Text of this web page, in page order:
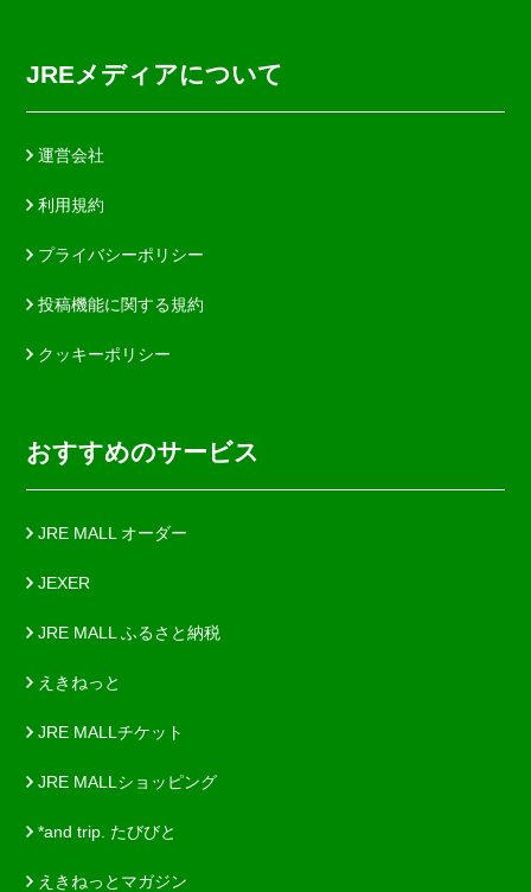
JREメディアについて
運営会社
利用規約
プライバシーポリシー
投稿機能に関する規約
クッキーポリシー
おすすめのサービス
JRE MALL オーダー
JEXER
JRE MALL ふるさと納税
えきねっと
JRE MALLチケット
JRE MALLショッピング
*and trip. たびびと
えきねっとマガジン